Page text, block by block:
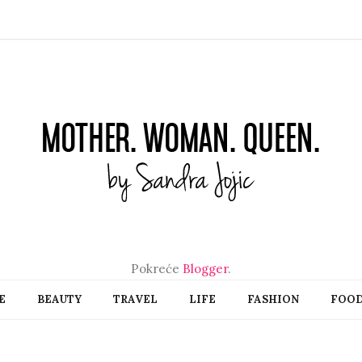
Pokreće Blogger.
BEAUTY TRAVEL LIFE FASHION